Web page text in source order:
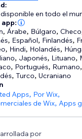
en todo el
app:
, Árabe, Búlgaro,Checo
, Español, Finlandés,
, Hindi, Holandés,
, Japonés, Lituano,
, Portugués, Rumano,
,Turco,Ucraniano
Apps, Por Wix,
de Wix, Apps
por